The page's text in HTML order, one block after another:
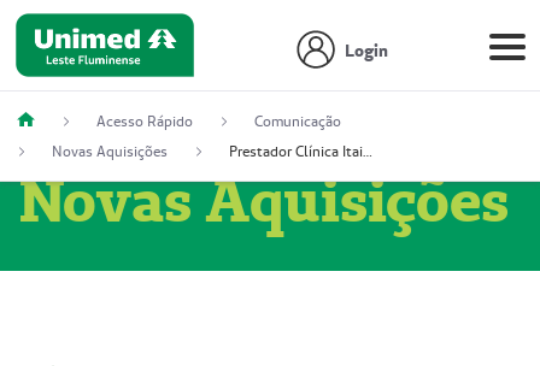
Login
Acesso Rápido
Comunicação
Novas Aquisições
Prestador Clínica Itaipú Ltda (51004348-2)
Novas Aquisições